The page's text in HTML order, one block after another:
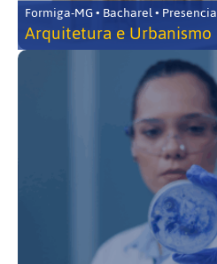
Formiga-MG • Bacharel •
Arquitetura e Urbanismo